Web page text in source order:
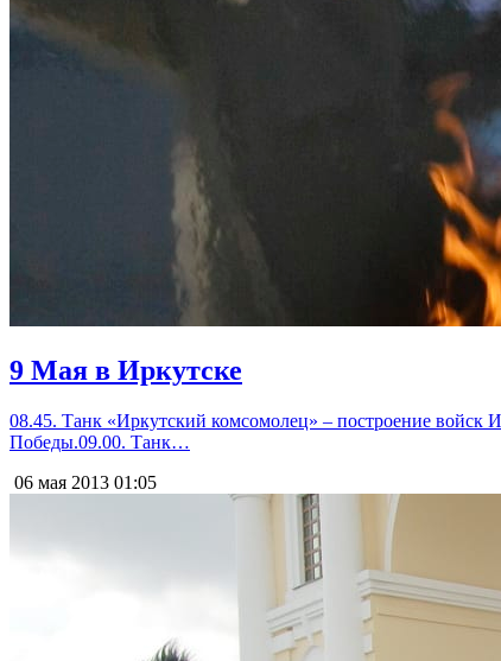
9 Мая в Иркутске
08.45. Танк «Иркутский комсомолец» – построение
Победы.09.00. Танк…
06 мая 2013 01:05